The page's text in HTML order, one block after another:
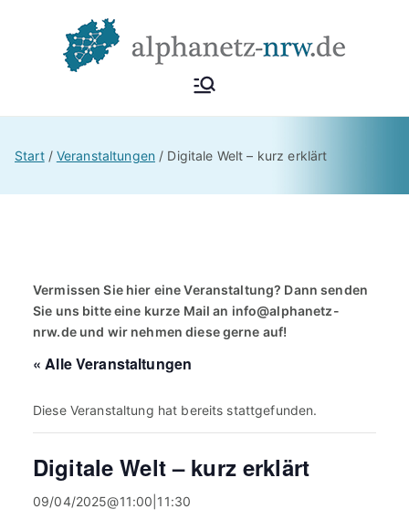
Alphan
etz
Grundbildung NRW
Start Veranstaltungen Digitale Welt – kurz erklärt
Vermissen Sie hier eine Veranstaltung? Dann senden
Sie uns bitte eine kurze Mail an info@alphanetz-
nrw.deund wir nehmen diese gerne auf!
« Alle Veranstaltungen
Diese Veranstaltung hat bereits stattgefunden.
Digitale Welt – kurz erklärt
09/04/2025@11:00 11:30